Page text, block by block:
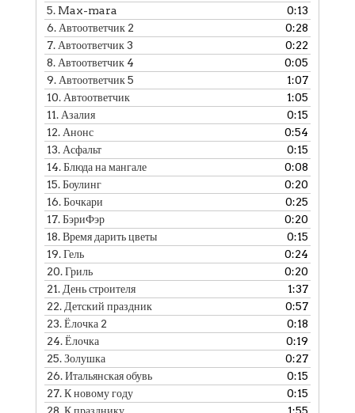
5. Max-mara
0:13
6. Автоответчик 2
0:28
7. Автоответчик 3
0:22
8. Автоответчик 4
0:05
9. Автоответчик 5
1:07
10. Автоответчик
1:05
11. Азалия
0:15
12. Анонс
0:54
13. Асфальт
0:15
14.Блюда на мангале
0:08
15.Боулинг
0:20
16.Бочкари
0:25
17.БэриФэр
0:20
18.Время дарить цветы
0:15
19.Гель
0:24
20.Гриль
0:20
21. День строителя
1:37
22. Детский праздник
0:57
23.Ёлочка 2
0:18
24.Ёлочка
0:19
25.Золушка
0:27
26.Итальянская обувь
0:15
27.К новому году
0:15